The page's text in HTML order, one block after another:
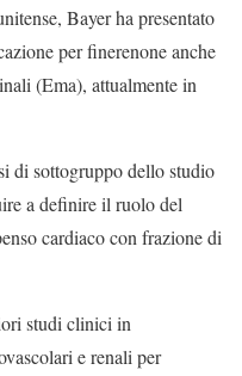
Bayer ha presentato
per finerenone anche
(Ema), attualmente in
di sottogruppo dello studio
a definire il ruolo del
cardiaco con frazione di
studi clinici in
e renali per